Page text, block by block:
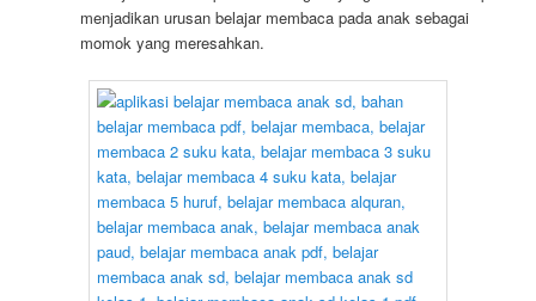
menjadikan urusan belajar membaca pada anak sebagai
momok yang meresahkan.